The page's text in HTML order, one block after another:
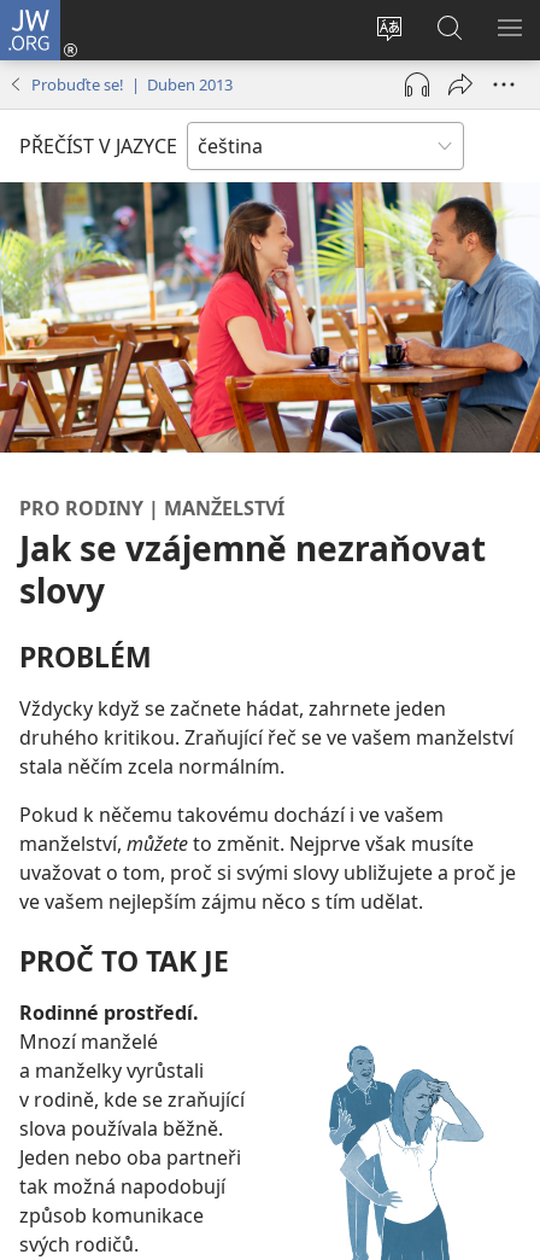
JW.ORG
Změnit
jazyk
stránek
Přihlásit
se
(otevřeno
okno)
Hledat
na
JW.ORG
Probuďte se! | Duben 2013
PŘEČÍST V JAZYCE
PRO RODINY | MANŽELSTVÍ
Jak se vzájemně nezraňovat
slovy
PROBLÉM
Vždycky když se začnete hádat, zahrnete jeden
druhého kritikou. Zraňující řeč se ve vašem manželství
stala něčím zcela normálním.
Pokud k něčemu takovému dochází i ve vašem
manželství, můžeteto změnit. Nejprve však musíte
uvažovat o tom, proč si svými slovy ubližujete a proč je
ve vašem nejlepším zájmu něco s tím udělat.
PROČ TO TAK JE
Rodinné prostředí.
Mnozí manželé
a manželky vyrůstali
v rodině, kde se zraňující
slova používala běžně.
Jeden nebo oba partneři
tak možná napodobují
způsob komunikace
svých rodičů.